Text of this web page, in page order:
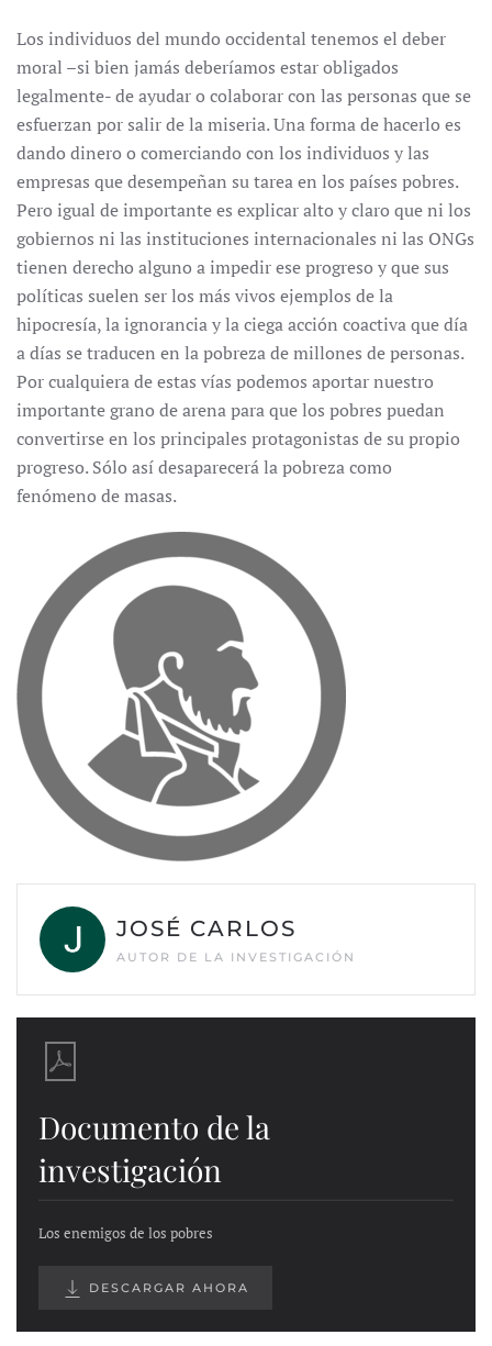
Los individuos del mundo occidental tenemos el deber
moral –si bien jamás deberíamos estar obligados
legalmente- de ayudar o colaborar con las personas que se
esfuerzan por salir de la miseria. Una forma de hacerlo es
dando dinero o comerciando con los individuos y las
empresas que desempeñan su tarea en los países pobres.
Pero igual de importante es explicar alto y claro que ni los
gobiernos ni las instituciones internacionales ni las ONGs
tienen derecho alguno a impedir ese progreso y que sus
políticas suelen ser los más vivos ejemplos de la
hipocresía, la ignorancia y la ciega acción coactiva que día
a días se traducen en la pobreza de millones de personas.
Por cualquiera de estas vías podemos aportar nuestro
importante grano de arena para que los pobres puedan
convertirse en los principales protagonistas de su propio
progreso. Sólo así desaparecerá la pobreza como
fenómeno de masas.
JOSÉ CARLOS
AUTOR DE LA INVESTIGACIÓN
Documento de la
investigación
Los enemigos de los pobres
DESCARGAR AHORA